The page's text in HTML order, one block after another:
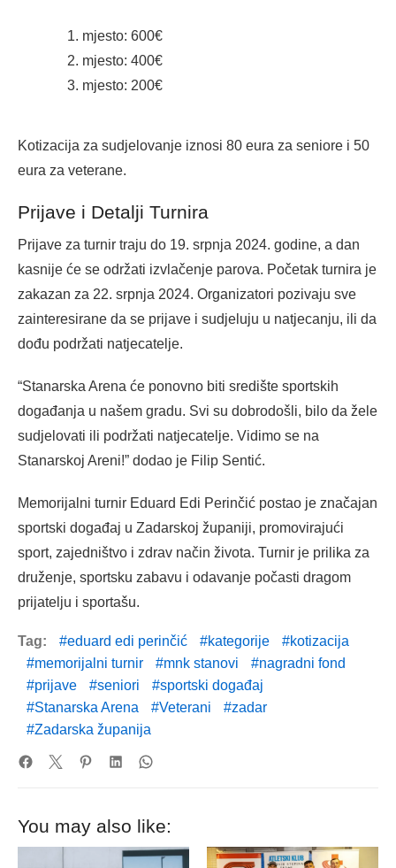
mjesto: 600€
mjesto: 400€
mjesto: 200€
Kotizacija za sudjelovanje iznosi 80 eura za seniore i 50
eura za veterane.
Prijave i Detalji Turnira
Prijave za turnir traju do 19. srpnja 2024. godine, a dan
kasnije će se održati izvlačenje parova. Početak turnira je
zakazan za 22. srpnja 2024. Organizatori pozivaju sve
zainteresirane da se prijave i sudjeluju u natjecanju, ili da
dođu podržati natjecatelje.
“Stanarska Arena će ponovno biti središte sportskih
događanja u našem gradu. Svi su dobrodošli, bilo da žele
sudjelovati ili podržati natjecatelje. Vidimo se na
Stanarskoj Areni!” dodao je Filip Sentić.
Memorijalni turnir Eduard Edi Perinčić postao je značajan
sportski događaj u Zadarskoj županiji, promovirajući
sport, zajedništvo i zdrav način života. Turnir je prilika za
druženje, sportsku zabavu i odavanje počasti dragom
prijatelju i sportašu.
Tag: eduard edi perinčić kategorije
kotizacija
memorijalni turnir
mnk stanovi
nagradni fond
prijave
seniori
sportski događaj
Stanarska Arena
Veterani
zadar
Zadarska županija
You may also like: